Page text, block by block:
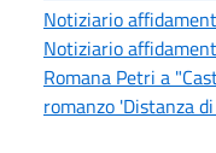
Notiziario
Notiziario
Romana Petri a
romanzo 'Distanza